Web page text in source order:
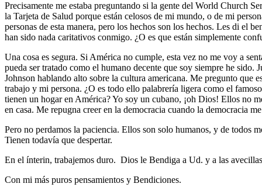
Precisamente me estaba preguntando si la gente del World Church
la Tarjeta de Salud porque están celosos de mi mundo, o de mi
personas de esta manera, pero los hechos son los hechos. Les di el
han sido nada caritativos conmigo. ¿O es que están simplemente
Una cosa es segura. Si América no cumple, esta vez no me voy a
pueda ser tratado como el humano decente que soy siempre he sido.
Johnson hablando alto sobre la cultura americana. Me pregunto que
trabajo y mi persona. ¿O es todo ello palabrería ligera como el
tienen un hogar en América? Yo soy un cubano, ¡oh Dios! Ellos no
en casa. Me repugna creer en la democracia cuando la democracia
Pero no perdamos la paciencia. Ellos son solo humanos, y de todos
Tienen todavía que despertar.
En el ínterin, trabajemos duro. Dios le Bendiga a Ud. y a las
Con mi más puros pensamientos y Bendiciones.